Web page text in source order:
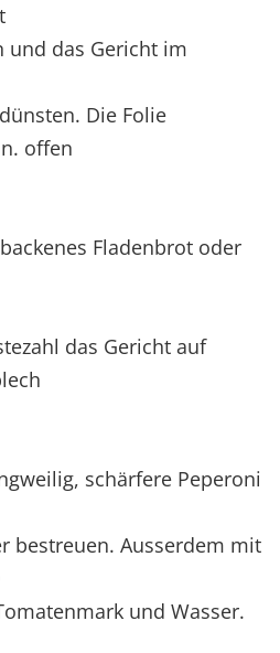
und das Gericht im
Die Folie
offen
Fladenbrot oder
das Gericht auf
schärfere Peperoni
bestreuen. Ausserdem mit
und Wasser.